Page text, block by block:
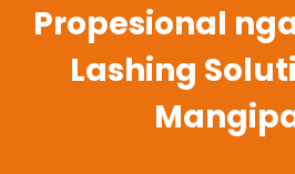
Propesional
Lashing